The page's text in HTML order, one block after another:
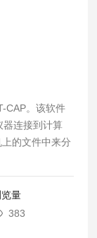
CAP。该软件
器连接到计算
的文件中来分
量
383